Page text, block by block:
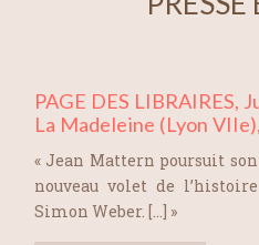
PAGE DES LIBRAIRES,
La Madeleine (Lyon
« Jean Mattern poursuit
nouveau volet de
Simon Weber. […] »